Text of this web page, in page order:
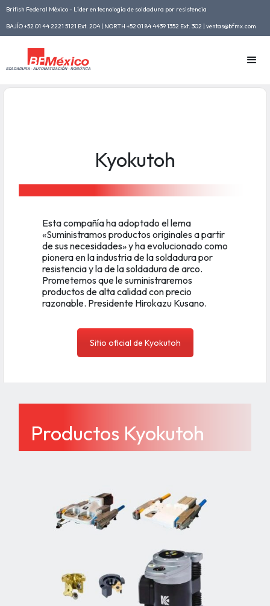
British Federal México - Líder en tecnología de soldadura por resistencia
BAJÍO +52 01 44 2221 5121 Ext. 204 | NORTH +52 01 84 4439 1352 Ext. 302 | ventas@bfmx.com
Kyokutoh
Esta compañía ha adoptado el lema
«Suministramos productos originales a partir
de sus necesidades» y ha evolucionado como
pionera en la industria de la soldadura por
resistencia y la de la soldadura de arco.
Prometemos que le suministraremos
productos de alta calidad con precio
razonable. Presidente Hirokazu Kusano.
Sitio oficial de Kyokutoh
Productos Kyokutoh